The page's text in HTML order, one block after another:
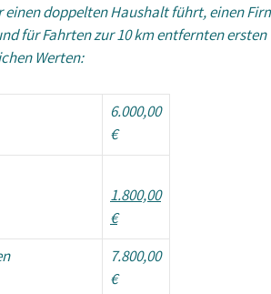
doppelten Haushalt führt, einen
für Fahrten zur 10 km entfernten
Werten:
6.000,00
€
1.800,00
€
7.800,00
€